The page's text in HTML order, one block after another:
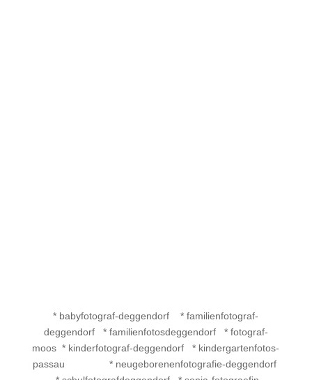
* babyfotograf-deggendorf * familienfotograf-
deggendorf * familienfotosdeggendorf * fotograf-
moos * kinderfotograf-deggendorf *
kindergartenfotos-passau *